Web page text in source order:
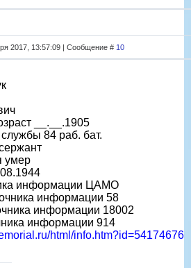
2017, 13:57:09 | Сообщение # 10
__.__.1905
84 раб. бат.
умер
информации ЦАМО
информации 58
информации 18002
информации 914
html/info.htm?id=54174676